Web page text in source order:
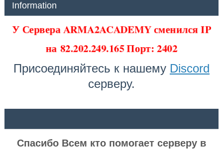
Information
У Сервера ARMA2ACADEMY сменился IP
на82.202.249.165 Порт: 2402
Присоединяйтесь к нашему Discord
серверу.
Спасибо Всем кто помогает серверу в